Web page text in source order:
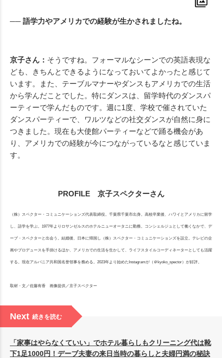
── 語学力やアメリカでの経験が生かされましたね。
京子さん： そうですね。フォーマルなシーンでの英語表現な
ども、きちんとできるようになっておいてよかったと感じて
います。また、テーブルマナーやダンスもアメリカでの生活
から学んだことでした。特にダンスは、留学時代のダンスパ
ーティーで学んだものです。週に1度、学校で催されていた
ダンスパーティーで、ワルツなどの社交ダンスが自然に身に
つきました。現在も大使館パーティーなどで踊る機会があ
り、アメリカでの経験が今につながっているなと感じていま
す。
PROFILE 京子スペクターさん
（株）スペクター・コミュニケーションズ代表取締役。千葉県千葉市出身。高校卒業後、ハワイとアメリカに留学
し、語学を学ぶ。1977年よりロサンゼルスのホテルニューオータニに勤務。コンシェルジュとして働くなかで、デ
ーブ・スペクターと出会う。結婚後、日本に帰国し（株）スペクター・コミュニケーションズを設立。テレビの企
画やプロデュースを手掛けるほか、アメリカでの生活を生かして、ライフスタイルコーディネーターとしても活躍
する。現在アルバニア共和国名誉領事を務める。2023年より始めたInstagramが（＠kyoko_spector）が好評。
取材・文／佐藤有香 画像提供／京子スペクター
Next 続きを読む
「家事はやらなくていい」でホテル暮らしもクリーニング代は靴
下1足1000円！デーブ夫妻の来日当時の暮らしと夫婦円満の秘訣